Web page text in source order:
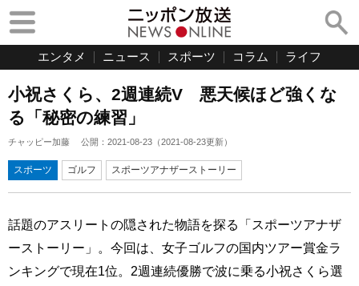
エンタメ ニュース スポーツ コラム ライフ
小祝さくら、2週連続V 悪天候ほど強くな
る「秘密の練習」
チャッピー加藤 公開： 2021-08-23 （2021-08-23更新）
スポーツ ゴルフ スポーツアナザーストーリー
話題のアスリートの隠された物語を探る「スポーツアナザ
ーストーリー」。今回は、女子ゴルフの国内ツアー賞金ラ
ンキングで現在1位。2週連続優勝で波に乗る小祝さくら選